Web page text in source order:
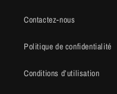
Contactez-nous
Politique de confidentialité
Conditions d’utilisation